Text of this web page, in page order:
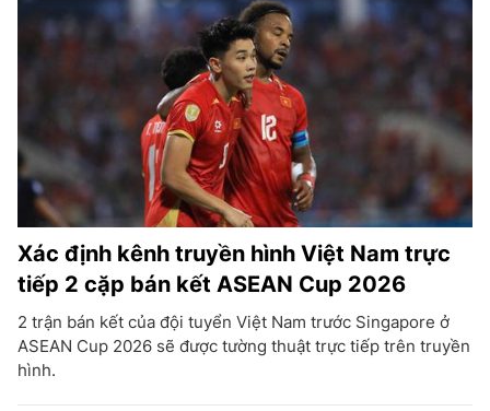
Xác định kênh truyền hình Việt Nam trực
tiếp 2 cặp bán kết ASEAN Cup 2026
2 trận bán kết của đội tuyển Việt Nam trước Singapore ở
ASEAN Cup 2026 sẽ được tường thuật trực tiếp trên truyền
hình.